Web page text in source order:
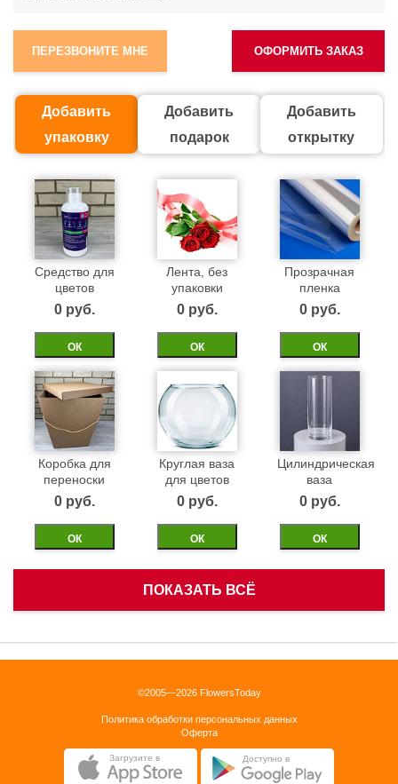
ОФОРМИТЬ ЗАКАЗ
ПЕРЕЗВОНИТЕ МНЕ
Добавить
упаковку
Добавить
подарок
Добавить
открытку
Средство для
цветов
0 pуб.
ОК
Лента, без
упаковки
0 pуб.
ОК
Прозрачная
пленка
0 pуб.
ОК
Коробка для
переноски
0 pуб.
ОК
Круглая ваза
для цветов
0 pуб.
ОК
Цилиндрическая
ваза
0 pуб.
ОК
коробка 40см
ОК ОК
ПОКАЗАТЬ ВСЁ
©2005—2026 FlowersToday
Политика обработки персональных данных
Оферта
Загрузите в Доступно в